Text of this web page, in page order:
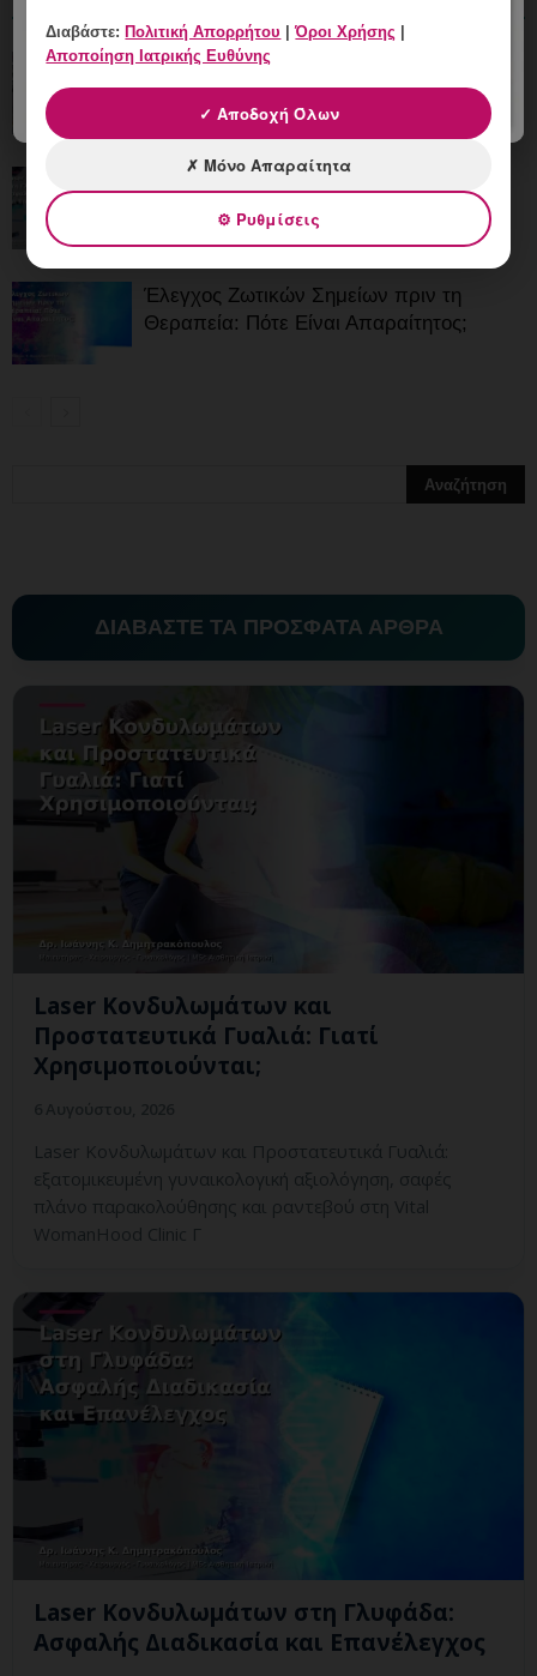
Laser Κονδυλωμάτων και Προστατευτικά
Γυαλιά: Γιατί Χρησιμοποιούνται;
Laser Κονδυλωμάτων στη Γλυφάδα:
Ασφαλής Διαδικασία και Επανέλεγχος
Έλεγχος Ζωτικών Σημείων πριν τη
Θεραπεία: Πότε Είναι Απαραίτητος;
ΔΙΑΒΑΣΤΕ ΤΑ ΠΡΟΣΦΑΤΑ ΑΡΘΡΑ
Laser Κονδυλωμάτων και
Προστατευτικά Γυαλιά: Γιατί
Χρησιμοποιούνται;
Laser Κονδυλωμάτων και Προστατευτικά Γυαλιά:
εξατομικευμένη γυναικολογική αξιολόγηση, σαφές
πλάνο παρακολούθησης και ραντεβού στη Vital
WomanHood Clinic Γ
Laser Κονδυλωμάτων στη Γλυφάδα:
Ασφαλής Διαδικασία και Επανέλεγχος
Διαβάστε:Πολιτική Απορρήτου |Όροι Χρήσης |
Αποποίηση Ιατρικής Ευθύνης
✓ Αποδοχή Όλων
✗ Μόνο Απαραίτητα
⚙ Ρυθμίσεις